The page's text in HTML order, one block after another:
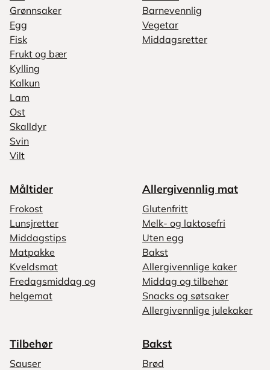
Grønnsaker
Egg
Fisk
Frukt og bær
Kylling
Kalkun
Lam
Ost
Skalldyr
Svin
Vilt
Barnevennlig
Vegetar
Middagsretter
Måltider
Frokost
Lunsjretter
Middagstips
Matpakke
Kveldsmat
Fredagsmiddag og
helgemat
Allergivennlig mat
Glutenfritt
Melk- og laktosefri
Uten egg
Bakst
Allergivennlige kaker
Middag og tilbehør
Snacks og søtsaker
Allergivennlige julekaker
Tilbehør
Sauser
Bakst
Brød